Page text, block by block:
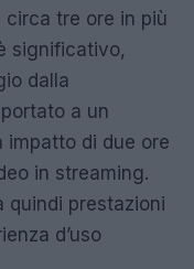
circa tre ore in più
significativo,
dalla
a un
impatto di due ore
in streaming.
quindi prestazioni
d’uso